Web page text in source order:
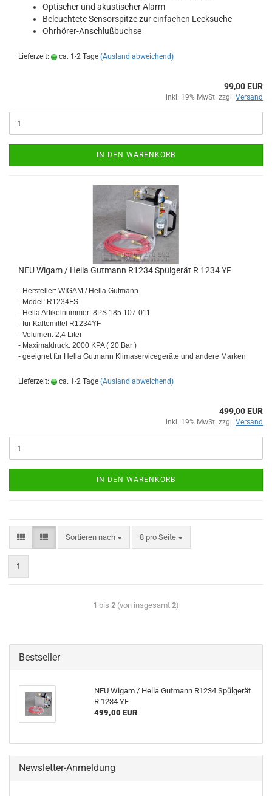
Op­ti­scher und akus­ti­scher Alarm
Be­leuch­te­te Sen­sor­spit­ze zur ein­fa­chen Leck­su­che
Ohrhörer-​Anschlußbuchse
Lieferzeit: ca. 1-2 Tage (Ausland abweichend)
99,00 EUR
inkl. 19% MwSt. zzgl. Versand
IN DEN WARENKORB
NEU Wigam / Hella Gut­mann R1234 Spül­ge­rät R 1234 YF
- Her­stel­ler: WIGAM / Hella Gut­mann
- Model: R1234FS
- Hella Ar­ti­kel­num­mer: 8PS 185 107-​011
- für Käl­te­mit­tel R1234YF
- Volu­men: 2,4 Liter
- Maxi­mal­druck: 2000 KPA ( 20 Bar )
- ge­eig­net für Hella Gut­mann Kli­ma­ser­vice­ge­rä­te und an­de­re Mar­ken
Lieferzeit: ca. 1-2 Tage (Ausland abweichend)
499,00 EUR
inkl. 19% MwSt. zzgl. Versand
IN DEN WARENKORB
Sortieren nach 8 pro Seite
1
1 bis 2 (von insgesamt 2)
Bestseller
NEU Wigam / Hella Gut­mann R1234 Spül­ge­rät
R 1234 YF
499,00 EUR
Newsletter-Anmeldung